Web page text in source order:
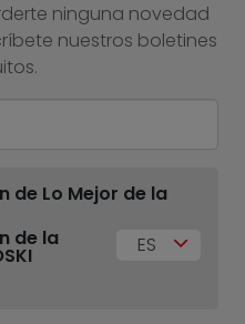
ninguna novedad
nuestros boletines
de Lo Mejor de la
de la
ES